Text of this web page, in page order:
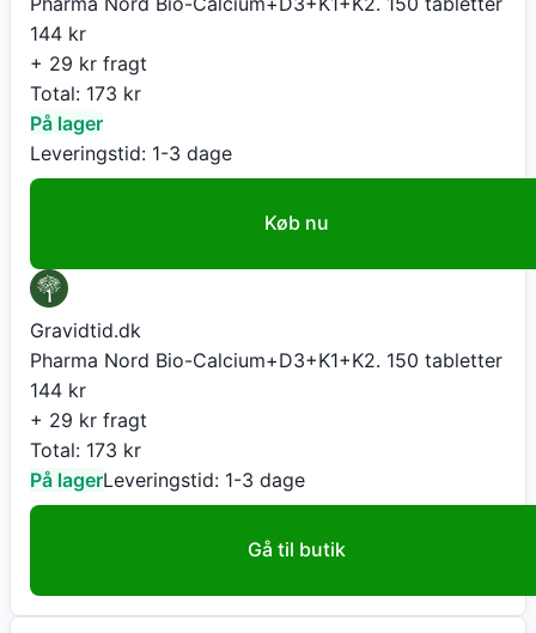
144 kr
+ 29 kr fragt
Total: 173 kr
På lager
Leveringstid: 1-3 dage
Køb nu
Gravidtid.dk
Pharma Nord Bio-Calcium+D3+K1+K2. 150 tabletter
144 kr
+ 29 kr fragt
Total: 173 kr
På lagerLeveringstid: 1-3 dage
Gå til butik